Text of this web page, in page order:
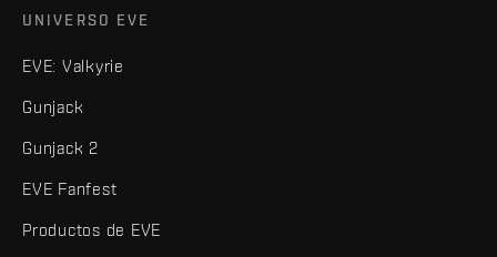
UNIVERSO EVE
EVE: Valkyrie
Gunjack
Gunjack 2
EVE Fanfest
Productos de EVE